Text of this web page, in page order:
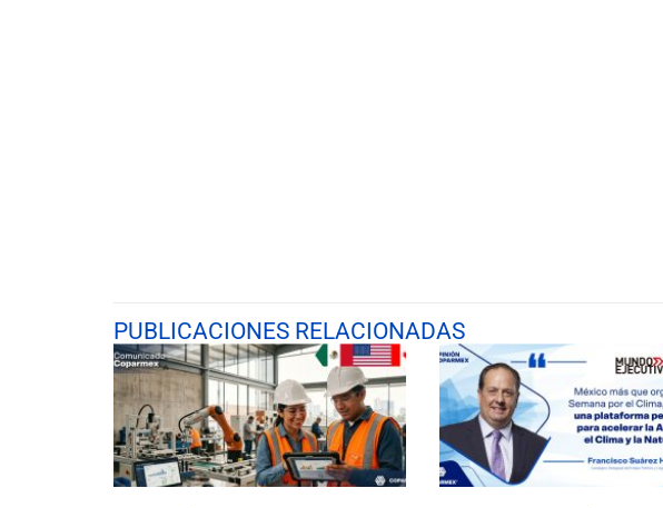
PUBLICACIONES RELACIONADAS